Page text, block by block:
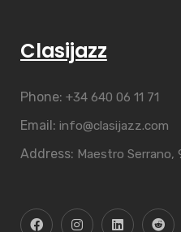
Clasijazz
Phone: +34 640 06 11 71
Email: info@clasijazz.com
Address: Maestro Serrano,